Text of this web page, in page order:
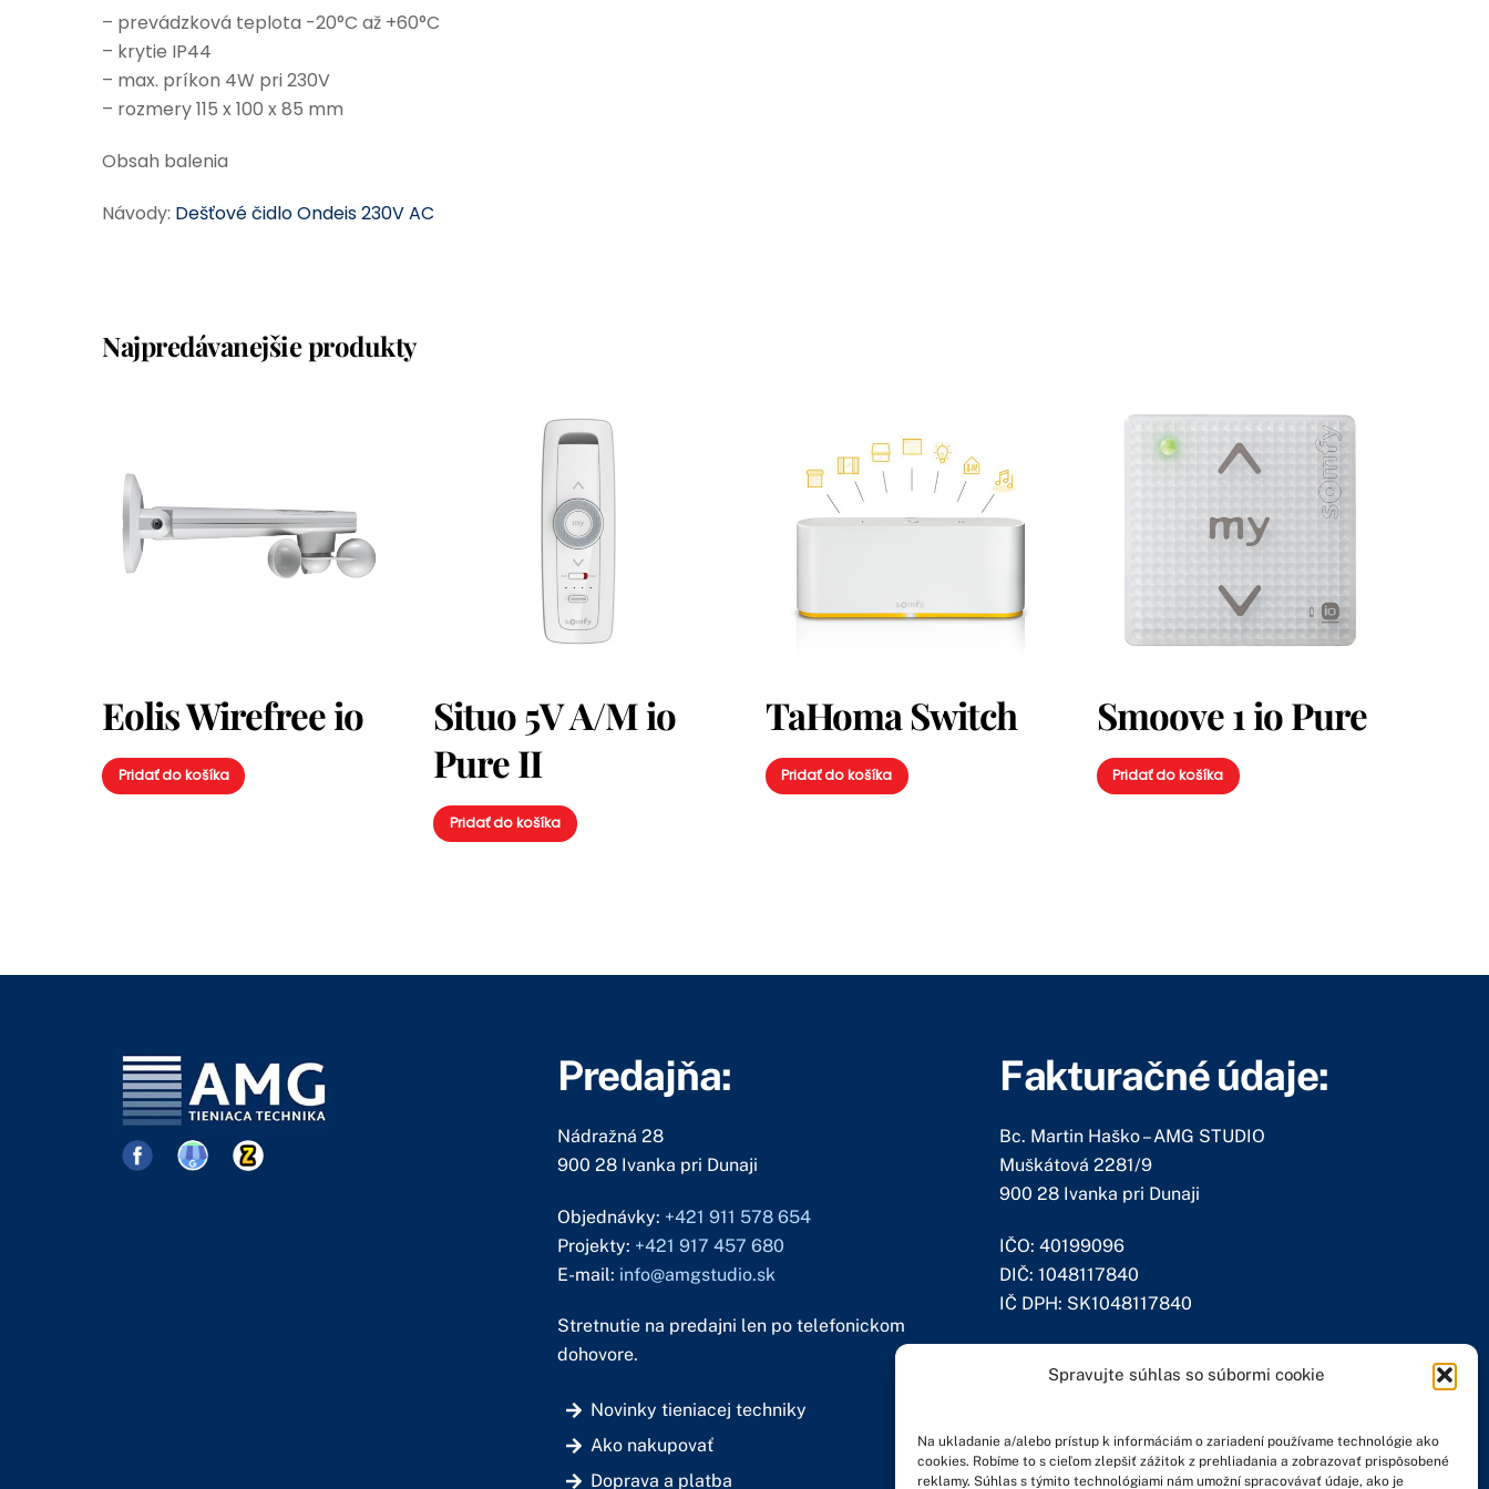
Spravujte súhlas so súbormi cookie
Na ukladanie a/alebo prístup k informáciám o zariadení používame technológie ako
cookies. Robíme to s cieľom zlepšiť zážitok z prehliadania a zobrazovať prispôsobené
reklamy. Súhlas s týmito technológiami nám umožní spracovávať údaje, ako je
– prevádzková teplota -20°C až +60°C
– krytie IP44
– max. príkon 4W pri 230V
– rozmery 115 x 100 x 85 mm
Obsah balenia
Návody: Dešťové čidlo Ondeis 230V AC
Najpredávanejšie produkty
Eolis Wirefree io
Pridať do košíka
Situo 5V A/M io
Pure II
Pridať do košíka
TaHoma Switch
Pridať do košíka
Smoove 1 io Pure
Pridať do košíka
Predajňa:
Nádražná 28
900 28 Ivanka pri Dunaji
Objednávky: +421 911 578 654
Projekty: +421 917 457 680
E-mail: info@amgstudio.sk
Stretnutie na predajni len po telefonickom
dohovore.
Novinky tieniacej techniky
Ako nakupovať
Doprava a platba
Fakturačné údaje:
Bc. Martin Haško – AMG STUDIO
Muškátová 2281/9
900 28 Ivanka pri Dunaji
IČO: 40199096
DIČ: 1048117840
IČ DPH: SK1048117840